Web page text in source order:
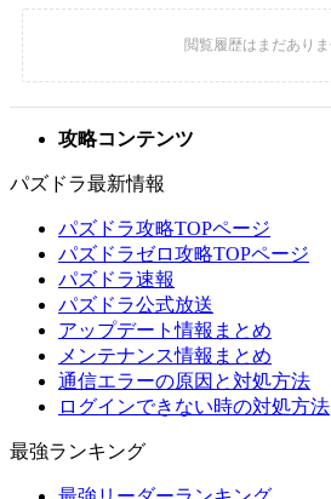
攻略コンテンツ
パズドラ最新情報
パズドラ攻略TOPページ
パズドラゼロ攻略TOPページ
パズドラ速報
パズドラ公式放送
アップデート情報まとめ
メンテナンス情報まとめ
通信エラーの原因と対処方法
ログインできない時の対処方法
最強ランキング